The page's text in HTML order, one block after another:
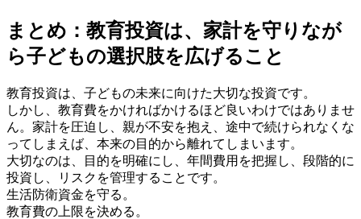
まとめ：教育投資は、家計を守りなが
ら子どもの選択肢を広げること
教育投資は、子どもの未来に向けた大切な投資です。
しかし、教育費をかければかけるほど良いわけではありませ
ん。家計を圧迫し、親が不安を抱え、途中で続けられなくな
ってしまえば、本来の目的から離れてしまいます。
大切なのは、目的を明確にし、年間費用を把握し、段階的に
投資し、リスクを管理することです。
生活防衛資金を守る。
教育費の上限を決める。